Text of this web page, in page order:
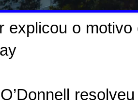
explicou o